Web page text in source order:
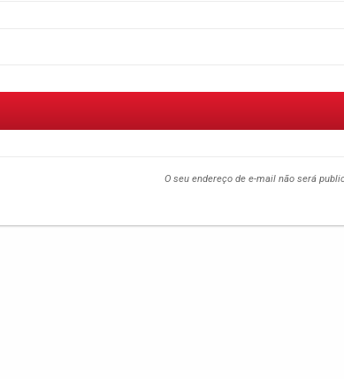
O seu endereço de e-mail não será